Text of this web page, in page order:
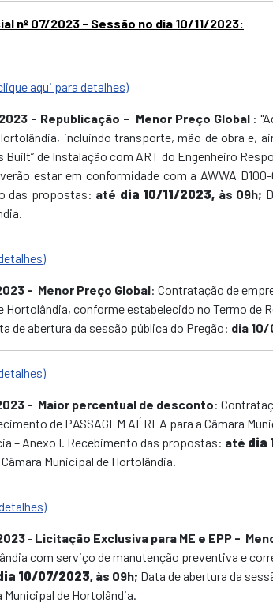
nº 07/2023 - Sessão no dia 10/11/2023:
aqui para detalhes)
- Republicação - Menor Preço Global :
incluindo transporte, mão de obra e,
de Instalação com ART do Engenheiro
estar em conformidade com a AWWA
das propostas: até dia 10/11/2023, às 09h;
- Menor Preço Global: Contratação de
Hortolândia, conforme estabelecido no Termo de
de abertura da sessão pública do Pregão: dia
- Maior percentual de desconto:
de PASSAGEM AÉREA para a Câmara
– Anexo I. Recebimento das propostas: até dia
Municipal de Hortolândia.
- Licitação Exclusiva para ME e EPP -
com serviço de manutenção preventiva e
10/07/2023, às 09h; Data de abertura da
de Hortolândia.